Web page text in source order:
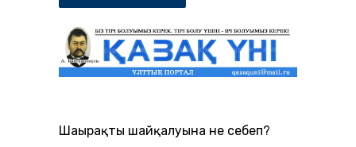
Шаңырақтың шайқалуына не себеп?